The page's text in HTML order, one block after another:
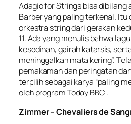
Adagio for Strings bisa dibilang
Barber yang paling terkenal. Itu
orkestra string dari gerakan
11. Ada yang menulis bahwa
kesedihan, gairah katarsis,
meninggalkan mata kering”.
pemakaman dan peringatan
terpilih sebagai karya “paling
oleh program Today BBC .
Zimmer – Chevaliers de